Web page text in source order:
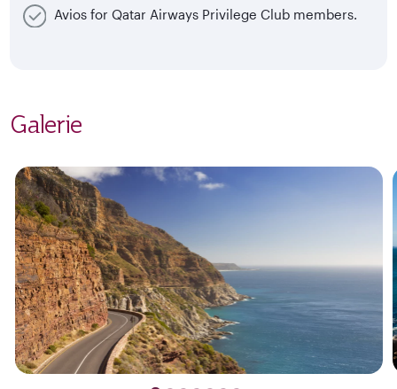
Avios for Qatar Airways Privilege Club members.
Galerie